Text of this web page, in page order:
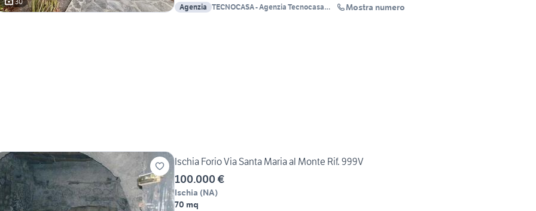
Agenzia TECNOCASA - Agenzia Tecnocasa
Mostra numero
Ischia Forio Via Santa Maria al Monte Rif. 999V
100.000 €
Ischia (NA)
70 mq